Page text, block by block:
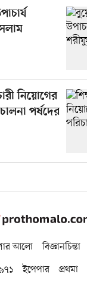
নিয়োগের
পর্ষদের
আলো বিজ্ঞানচিন্তা
ইপেপার প্রথমা